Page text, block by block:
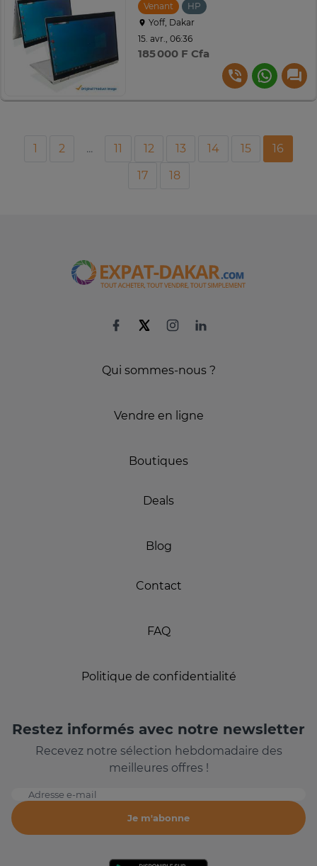
Venant
HP
Yoff, Dakar
15. avr., 06:36
185 000 F Cfa
1 2 ... 11 12 13 14 15
16
17
18
Qui sommes-nous ?
Vendre en ligne
Boutiques
Deals
Blog
Contact
FAQ
Politique de confidentialité
Restez informés avec notre newsletter
Recevez notre sélection hebdomadaire des
meilleures offres !
Adresse e-mail
Je m'abonne